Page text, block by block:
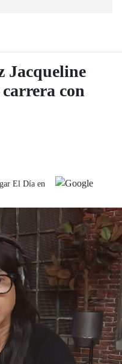
Jacqueline
con
El Día en